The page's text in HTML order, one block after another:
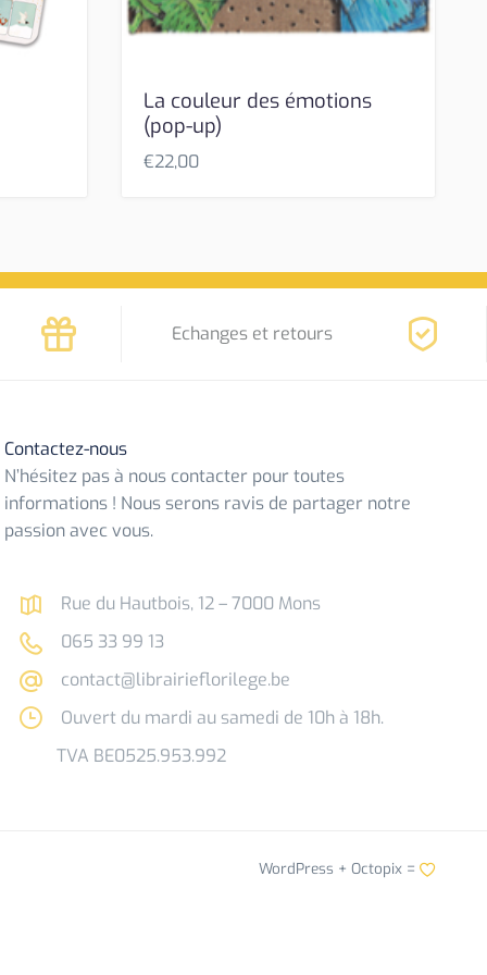
La couleur des émotions
(pop-up)
€22,00
Echanges et retours
Contactez-nous
N’hésitez pas à nous contacter pour toutes
informations ! Nous serons ravis de partager notre
passion avec vous.
Rue du Hautbois, 12 – 7000 Mons
065 33 99 13
contact@librairieflorilege.be
Ouvert du mardi au samedi de 10h à 18h.
TVA BE0525.953.992
WordPress + Octopix=